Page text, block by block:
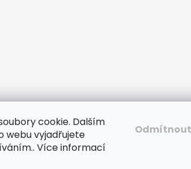
cookie. Dalším
webu vyjadřujete
Více informací
Odmítnout
www.gelcocz.eu